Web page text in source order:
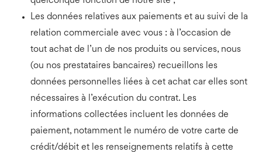
Les données relatives aux paiements et au suivi de la
relation commerciale avec vous : à l’occasion de
tout achat de l’un de nos produits ou services, nous
(ou nos prestataires bancaires) recueillons les
données personnelles liées à cet achat car elles sont
nécessaires à l’exécution du contrat. Les
informations collectées incluent les données de
paiement, notamment le numéro de votre carte de
crédit/débit et les renseignements relatifs à cette